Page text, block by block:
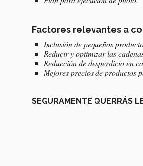
Factores relevantes a
Inclusión de pequeños
Reducir y optimizar las
Reducción de desperdicio en
Mejores precios de productos
SEGURAMENTE QUERRÁS